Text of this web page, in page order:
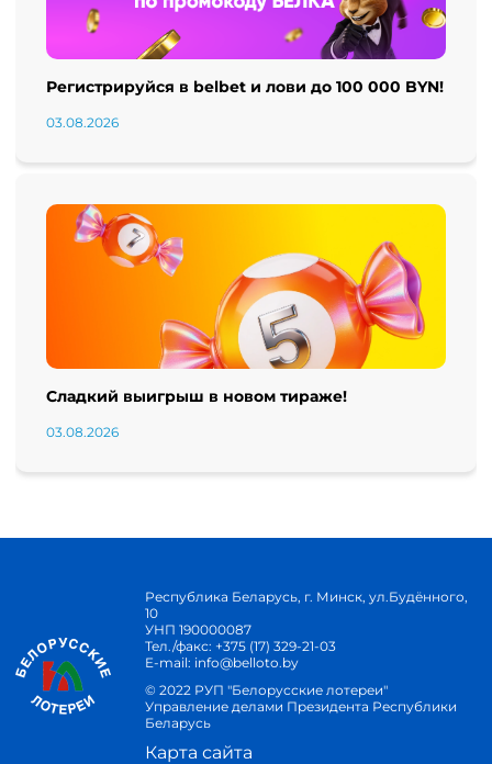
Регистрируйся в belbet и лови до 100 000 BYN!
03.08.2026
Сладкий выигрыш в новом тираже!
03.08.2026
Республика Беларусь, г. Минск, ул.Будённого,
10
УНП 190000087
Тел./факс: +375 (17) 329-21-03
E-mail: info@belloto.by
© 2022 РУП "Белорусские лотереи"
Управление делами Президента Республики
Беларусь
Карта сайта